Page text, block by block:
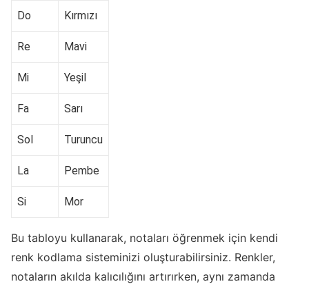
Do Kırmızı
Re Mavi
Mi Yeşil
Fa Sarı
Sol Turuncu
La Pembe
Si Mor
Bu tabloyu kullanarak, notaları öğrenmek için kendi
renk kodlama sisteminizi oluşturabilirsiniz. Renkler,
notaların akılda kalıcılığını artırırken, aynı zamanda